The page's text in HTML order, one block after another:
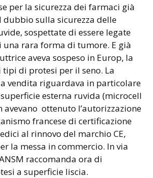
per la sicurezza dei farmaci già
dubbio sulla sicurezza delle
sospettate di essere legate
rara forma di tumore. E già
aveva sospeso in Europ, la
di protesi per il seno. La
vendita riguardava in particolare
esterna ruvida (microcell
avevano ottenuto l’autorizzazione
francese di certificazione
al rinnovo del marchio CE,
la messa in commercio. In via
raccomanda ora di
a superficie liscia.